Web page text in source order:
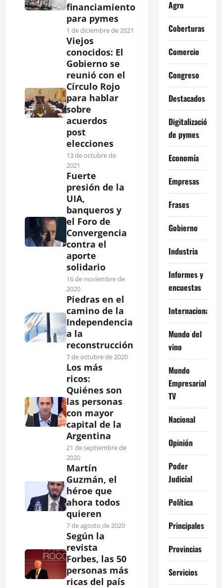
financiamiento
para pymes
1 de diciembre de 2021
Viejos
conocidos: El
Gobierno se
reunió con el
Círculo Rojo
para hablar
sobre
acuerdos
post
elecciones
13 de octubre de
2021
Fuerte
presión de la
UIA,
banqueros y
el Foro de
Convergencia
contra el
aporte
solidario
16 de noviembre de
2020
Piedras en el
camino de la
Independencia
a la
reconstrucción
7 de octubre de 2020
Los más
ricos:
Quiénes son
las personas
con mayor
capital de la
Argentina
21 de septiembre de
2020
Martín
Guzmán, el
héroe que
ahora todos
quieren
7 de agosto de 2020
Según la
revista
Forbes, las 50
personas más
ricas del país
Agro
Coberturas
Comercio
Congreso
Destacados
Digitalización
de pymes
Economía
Empresas
Frases
Gobierno
Industria
Informes y
encuestas
Internacional
Mundo del
vino
Mundo
Empresarial
TV
Nacional
Opinión
Poder
Judicial
Política
Principales
Provincias
Servicios